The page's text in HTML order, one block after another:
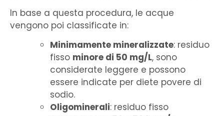
In base a questa procedura, le acque
vengono poi classificate in:
Minimamente mineralizzate: residuo
fisso minore di 50 mg/L, sono
considerate leggere e possono
essere indicate per diete povere di
sodio.
Oligominerali: residuo fisso